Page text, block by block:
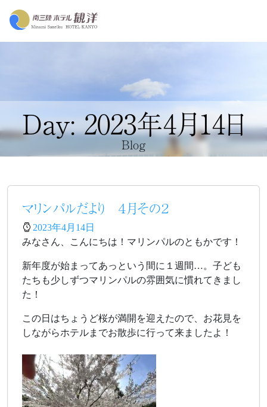
Day: 2023年4月14日
Blog
マリンパルだより ４月その２
2023年4月14日
みなさん、こんにちは！マリンパルのともかです！
新年度が始まってあっという間に１週間…。子ども
たちも少しずつマリンパルの雰囲気に慣れてきまし
た！
この日はちょうど桜が満開を迎えたので、お花見を
しながらホテルまでお散歩に行って来ましたよ！